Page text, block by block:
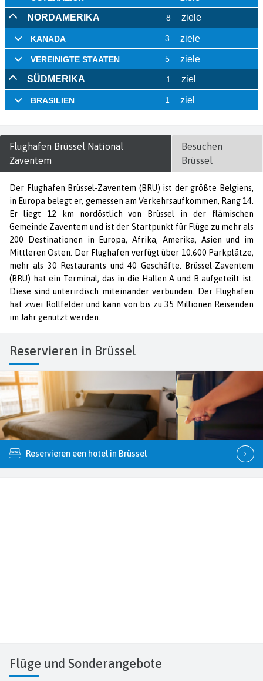
Flughafen Brüssel National
Zaventem
Besuchen
Brüssel
Der Flughafen Brüssel-Zaventem (BRU) ist der größte Belgiens,
in Europa belegt er, gemessen am Verkehrsaufkommen, Rang 14.
Er liegt 12 km nordöstlich von Brüssel in der flämischen
Gemeinde Zaventem und ist der Startpunkt für Flüge zu mehr als
200 Destinationen in Europa, Afrika, Amerika, Asien und im
Mittleren Osten. Der Flughafen verfügt über 10.600 Parkplätze,
mehr als 30 Restaurants und 40 Geschäfte. Brüssel-Zaventem
(BRU) hat ein Terminal, das in die Hallen A und B aufgeteilt ist.
Diese sind unterirdisch miteinander verbunden. Der Flughafen
hat zwei Rollfelder und kann von bis zu 35 Millionen Reisenden
im Jahr genutzt werden.
Reservieren in Brüssel
Reservieren een hotel in Brüssel
Flüge und Sonderangebote